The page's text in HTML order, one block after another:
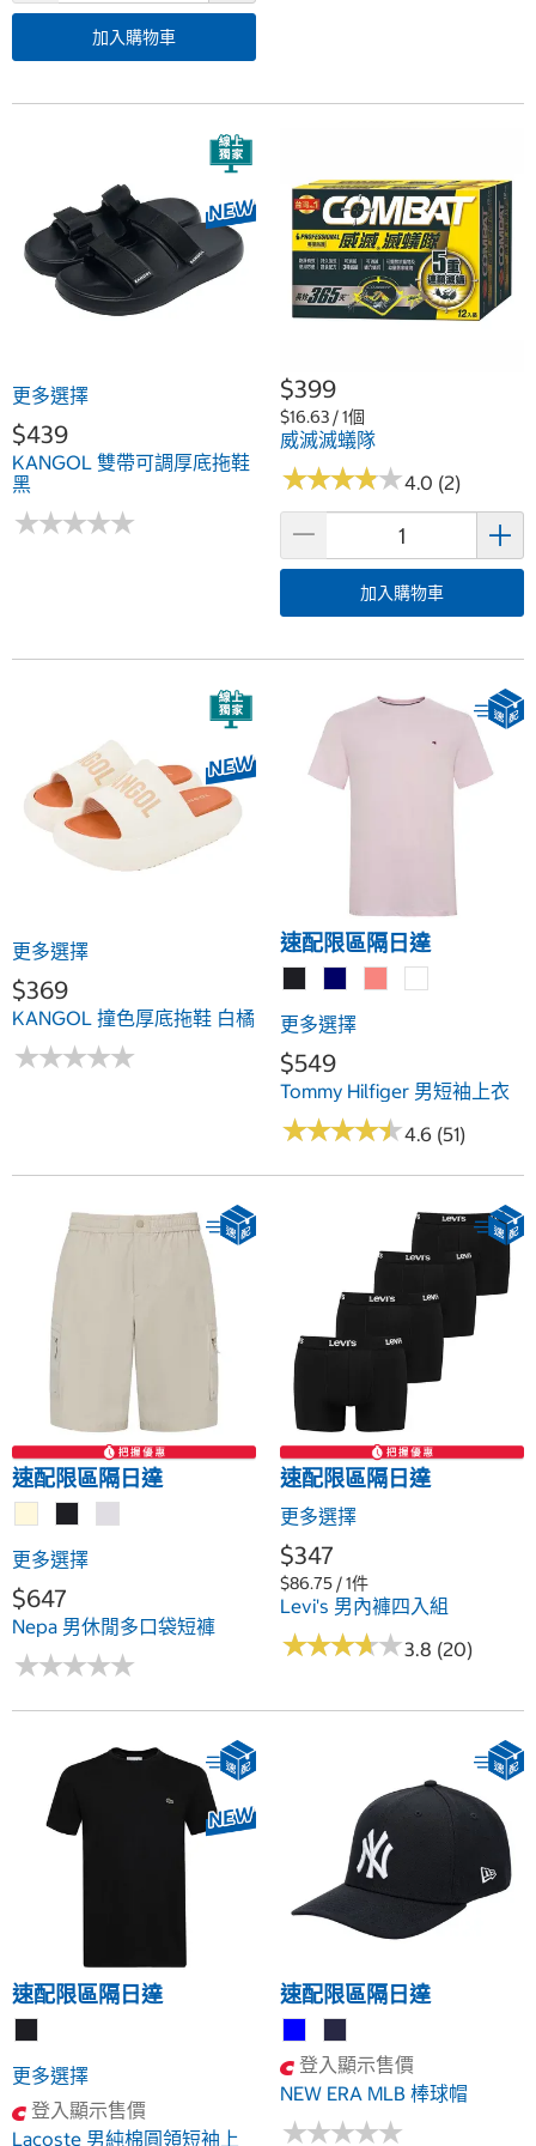
加入購物車
更多選擇
$439
KANGOL 雙帶可調厚底拖鞋
黑
★★★★★
★★★★★
$399
$16.63 / 1個
威滅滅蟻隊
★★★★★
★★★★★4.0 (2)
加入購物車
更多選擇
$369
KANGOL 撞色厚底拖鞋 白橘
★★★★★
★★★★★
速配限區隔日達
更多選擇
$549
Tommy Hilfiger 男短袖上衣
★★★★★
★★★★★4.6 (51)
速配限區隔日達
更多選擇
$647
Nepa 男休閒多口袋短褲
★★★★★
★★★★★
速配限區隔日達
更多選擇
$347
$86.75 / 1件
Levi's 男內褲四入組
★★★★★
★★★★★3.8 (20)
速配限區隔日達
更多選擇
登入顯示售價
Lacoste 男純棉圓領短袖上
速配限區隔日達
登入顯示售價
NEW ERA MLB 棒球帽
★★★★★
★★★★★